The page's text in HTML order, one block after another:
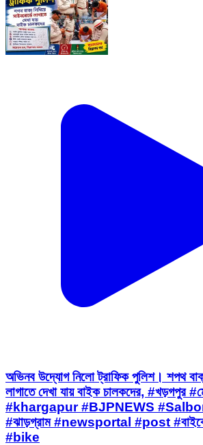
অভিনব উদ্যোগ নিলো ট্রাফিক পুলিশ। শপথ
লাগাতে দেখা যায় বাইক চালকদের, #খড়গপুর
#khargapur #BJPNEWS
#ঝাড়গ্রাম #newsportal #post
#bike